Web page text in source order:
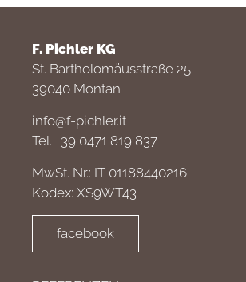
F. Pichler KG
St. Bartholomäusstraße 25
39040 Montan
info@f-pichler.it
Tel. +39 0471 819 837
MwSt. Nr.: IT 01188440216
Kodex: XS9WT43
facebook